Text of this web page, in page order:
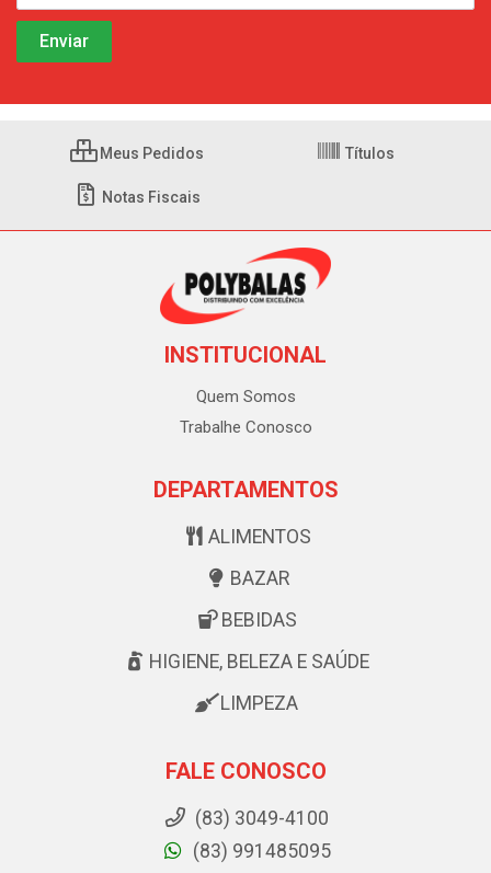
Meus Pedidos Títulos
Notas Fiscais
INSTITUCIONAL
Quem Somos
Trabalhe Conosco
DEPARTAMENTOS
ALIMENTOS
BAZAR
BEBIDAS
HIGIENE, BELEZA E SAÚDE
LIMPEZA
FALE CONOSCO
(83) 3049-4100
(83) 991485095